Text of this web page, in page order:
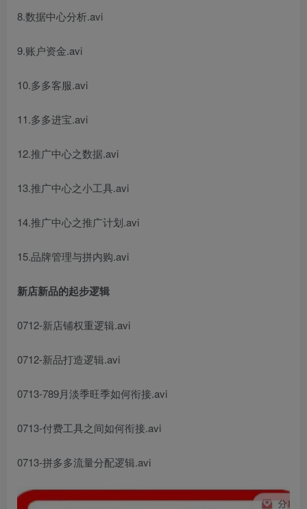
8.数据中心分析.avi
9.账户资金.avi
10.多多客服.avi
11.多多进宝.avi
12.推广中心之数据.avi
13.推广中心之小工具.avi
14.推广中心之推广计划.avi
15.品牌管理与拼内购.avi
新店新品的起步逻辑
0712-新店铺权重逻辑.avi
0712-新品打造逻辑.avi
0713-789月淡季旺季如何衔接.avi
0713-付费工具之间如何衔接.avi
0713-拼多多流量分配逻辑.avi